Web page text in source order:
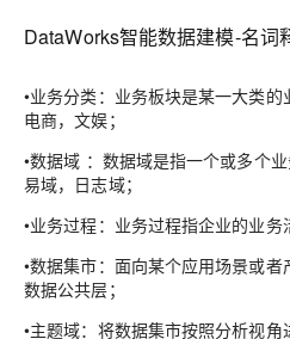
DataWorks智能数据建模-名词
•业务分类：业务板块是某一大类
电商，文娱；
•数据域 ：数据域是指一个或多个
易域，日志域；
•业务过程：业务过程指企业的业务
•数据集市：面向某个应用场景或
数据公共层；
•主题域：将数据集市按照分析视角